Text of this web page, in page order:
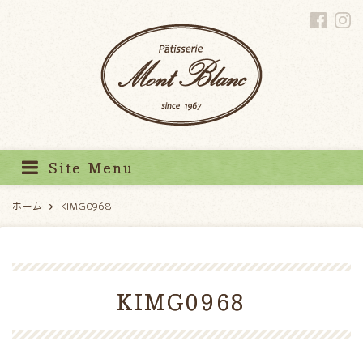
Site Menu
ホーム KIMG0968
KIMG0968